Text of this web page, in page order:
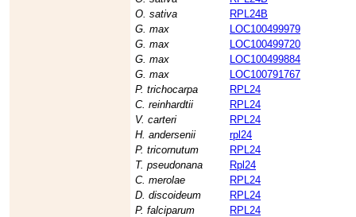
O. sativa
RPL24B
G. max
LOC100499979
G. max
LOC100499720
G. max
LOC100499884
G. max
LOC100791767
P. trichocarpa
RPL24
C. reinhardtii
RPL24
V. carteri
RPL24
H. andersenii
rpl24
P. tricornutum
RPL24
T. pseudonana
Rpl24
C. merolae
RPL24
D. discoideum
RPL24
P. falciparum
RPL24